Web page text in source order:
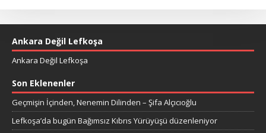
Ankara Değil Lefkoşa
Ankara Değil Lefkoşa
Son Eklenenler
Geçmişin İçinden, Nenemin Dilinden – Şifa Alçıcıoğlu
Lefkoşa’da bugün Bağımsız Kıbrıs Yürüyüşü düzenleniyor